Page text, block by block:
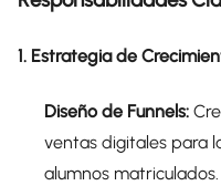
1. Estrategia de
Diseño de Funnels:
ventas digitales para
alumnos matriculados.